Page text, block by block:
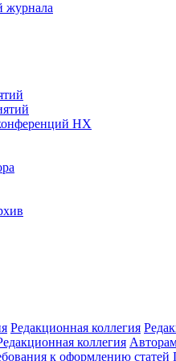
журнала
НХ
Редакционная коллегия
коллегия
к оформлению статей